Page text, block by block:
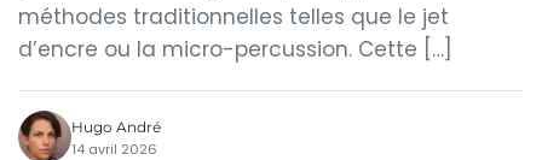
méthodes traditionnelles telles que le jet
d’encre ou la micro-percussion. Cette […]
Hugo André
14 avril 2026